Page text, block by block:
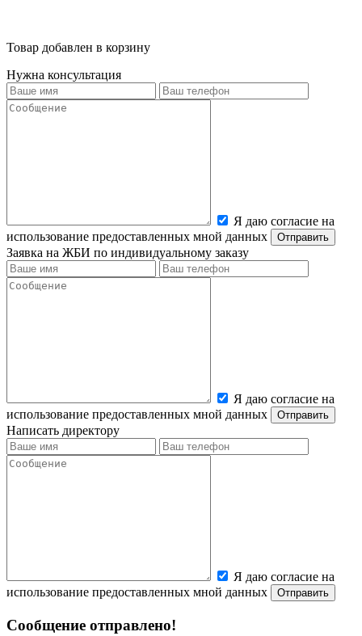
Товар добавлен в корзину
Нужна консультация
Я даю согласие на
использование предоставленных мной данных
Заявка на ЖБИ по индивидуальному заказу
Я даю согласие на
использование предоставленных мной данных
Написать директору
Я даю согласие на
использование предоставленных мной данных
Сообщение отправлено!